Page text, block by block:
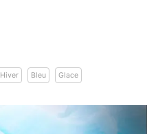
Hiver Bleu Glace